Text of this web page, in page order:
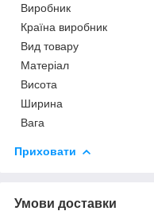
Виробник
Країна виробник
Вид товару
Матеріал
Висота
Ширина
Вага
Приховати
Умови доставки